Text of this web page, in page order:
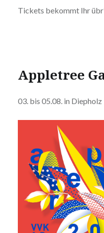
Tickets bekommt Ihr
Appletree
03. bis 05.08. in Diepholz